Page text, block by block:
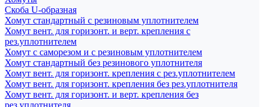
Скоба U-образная
Хомут стандартный с резиновым уплотнителем
Хомут вент. для горизонт. и верт. крепления с
рез.уплотнителем
Хомут с саморезом и с резиновым уплотнителем
Хомут стандартный без резинового уплотнителя
Хомут вент. для горизонт. крепления с рез.уплотнителем
Хомут вент. для горизонт. крепления без рез.уплотнителя
Хомут вент. для горизонт. и верт. крепления без
рез.уплотнителя